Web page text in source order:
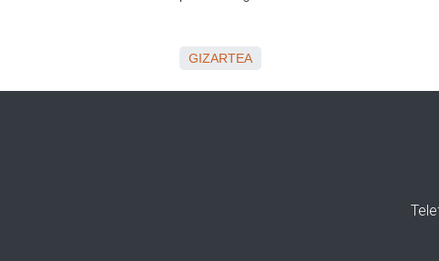
GIZARTEA